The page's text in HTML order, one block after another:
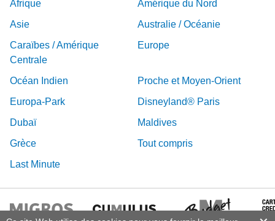
Afrique
Amérique du Nord
Asie
Australie / Océanie
Caraïbes / Amérique
Centrale
Europe
Océan Indien
Proche et Moyen-Orient
Europa-Park
Disneyland® Paris
Dubaï
Maldives
Grèce
Tout compris
Last Minute